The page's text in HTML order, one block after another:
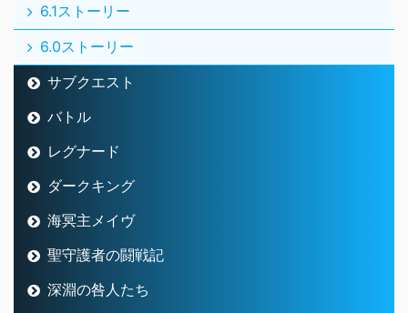
6.1ストーリー
6.0ストーリー
サブクエスト
バトル
レグナード
ダークキング
海冥主メイヴ
聖守護者の闘戦記
深淵の咎人たち